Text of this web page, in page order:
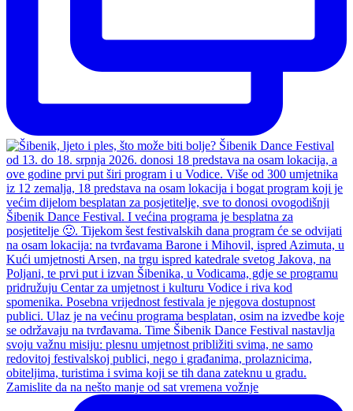
Zamislite da na nešto manje od sat vremena vožnje